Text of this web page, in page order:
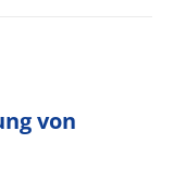
von